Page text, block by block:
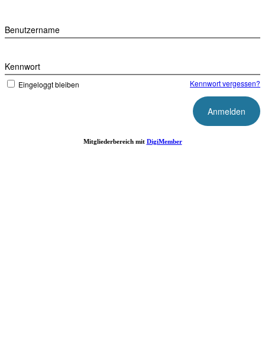
Benutzername
Kennwort
Eingeloggt bleiben Kennwort vergessen?
Mitgliederbereich mit DigiMember